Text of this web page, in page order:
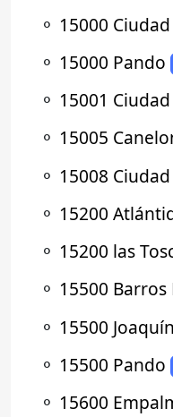
⚬ 15000
⚬ 15000 Pando
⚬ 15001
⚬ 15005
⚬ 15008
⚬ 15200
⚬ 15200 las
⚬ 15500 Barros
⚬ 15500
⚬ 15500 Pando
⚬ 15600